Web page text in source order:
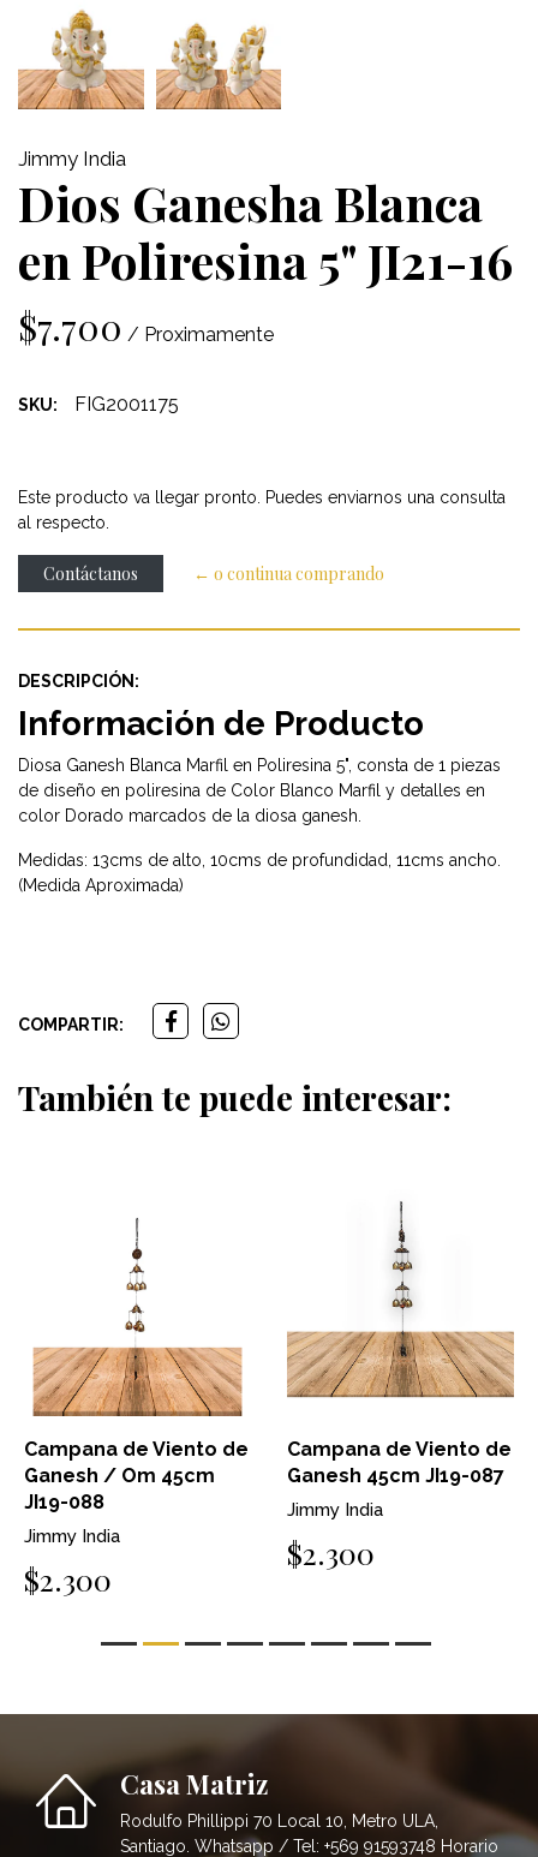
Jimmy India
Dios Ganesha Blanca
en Poliresina 5" JI21-16
$7.700 / Proximamente
SKU: FIG2001175
Este producto va llegar pronto. Puedes enviarnos una consulta
al respecto.
Contáctanos ← o continua comprando
DESCRIPCIÓN:
Información de Producto
Diosa Ganesh Blanca Marfil en Poliresina 5", consta de 1 piezas
de diseño en poliresina de Color Blanco Marfil y detalles en
color Dorado marcados de la diosa ganesh.
Medidas: 13cms de alto, 10cms de profundidad, 11cms ancho.
(Medida Aproximada)
COMPARTIR:
También te puede interesar:
Campana de Viento de
Ganesh / Om 45cm
JI19-088
Jimmy India
$2.300
Campana de Viento de
Ganesh 45cm JI19-087
Jimmy India
$2.300
Casa Matriz
Rodulfo Phillippi 70 Local 10, Metro ULA,
Santiago. Whatsapp / Tel: +569 91593748 Horario